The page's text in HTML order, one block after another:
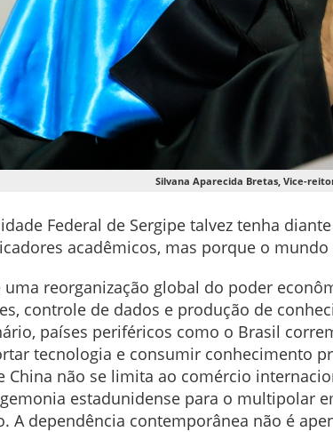
Silvana Aparecida Bretas, Vice-
Federal de Sergipe talvez tenha
acadêmicos, mas porque o
uma reorganização global do poder
controle de dados e produção de
países periféricos como o Brasil
tecnologia e consumir conhecimento
China não se limita ao comércio
estadunidense para o multipolar
A dependência contemporânea não é